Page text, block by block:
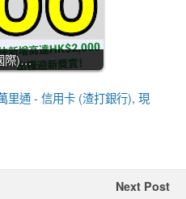
際)…
里通 - 信用卡 (渣打銀行), 現
Next Post